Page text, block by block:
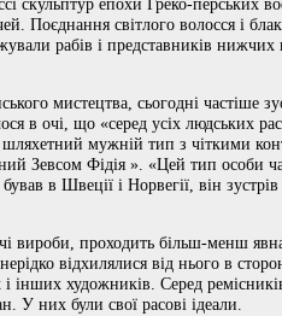
світлого волосся і
рабів і представників нижчих
мистецтва, сьогодні частіше
в очі, що «серед усіх людських
мужній тип з чіткими
Зевсом Фідія ». «Цей тип особи
в Швеції і Норвегії, він
вироби, проходить більш-менш
відхилялися від нього в
художників. Серед
У них були свої расові ідеали.